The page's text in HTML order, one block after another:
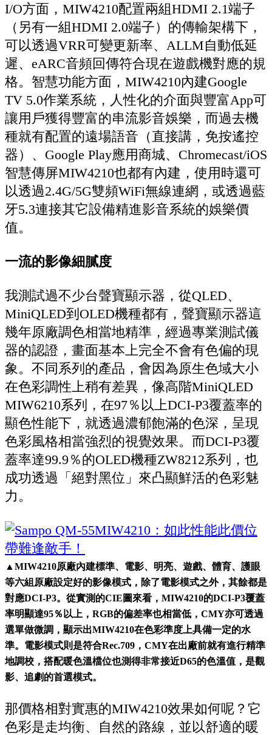
I/O方面，MIW4210配置兩組HDMI 2.1端子
（另有一組HDMI 2.0端子）的傳輸架構下，
可以透過VRR可變更新率、ALLM自動低延
遲、eARC音頻回傳符合現在遊戲機對應的規
格。智慧功能方面，MIW4210內建Google
TV 5.0作業系統，人性化的介面與豐富App可
讓用戶獲得豐富的串流影音娛樂，而過去機
種就有配置的遠場語音（直接講，免按遙控
器）、Google Play應用商城、Chromecast/iOS
智慧傳屏MIW4210也都有內建，使用時還可
以透過2.4G/5G雙頻WiFi無線連網，或透過藍
牙5.3連接其它設備精進影音系統的娛樂價
值。
一流的影像細膩度
我測試過不少台聲寶顯示器，從QLED、
MiniQLED到OLED機種都有，聲寶顯示器這
幾年原廠調色相當地精準，經過專業測試儀
器的認證，畫面基本上完全不會有色偏的現
象。不同系列的產品，會因為原生色域大小
在色彩調性上稍有差異，像高階MiniQLED
MIW6210系列，在97％以上DCI-P3覆蓋率的
顯色性能下，就透過濃郁飽滿的色深，呈現
色彩風格相當強烈的視覺效果。而DCI-P3覆
蓋率達99.9％的OLED機種ZW8212系列，也
成功透過「絕對黑位」來凸顯鮮活的色彩魅
力。
▲MIW4210原廠內建標準、電影、明亮、遊戲、體育、護眼
等六組原廠設定好的影像模式，除了電影模式之外，其餘都是
對應DCI-P3。從實測的CIE圖來看，MIW4210的DCI-P3覆蓋
率明顯達95％以上，RGB的偏差率也相當低，CMY亦可透過
選單做微調，顯示出MIW4210在色彩準度上具備一定的水
準。電影模式則是符合Rec.709，CMY在出廠前就有進行精準
地調校，搭配暖色溫檔位也測得非常接近D65的色溫值，是觀
影、追劇的首選模式。
那價格相對實惠的MIW4210效果如何呢？它
色彩是走均衡、自然的路線，並以舒適的暖